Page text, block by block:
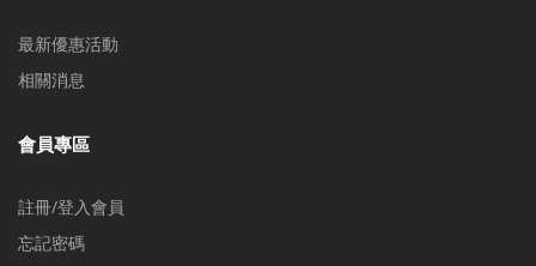
最新優惠活動
相關消息
會員專區
註冊/登入會員
忘記密碼